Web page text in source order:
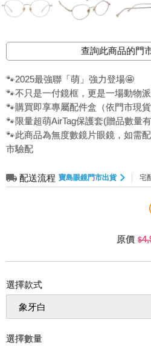
查詢此商品的門
🐾2025最強聯「萌」強力登場🤩
🐾不只是一付鏡框，更是一場動物
🐾購買即享專屬配件盒（依門市現貨
🐾限量超萌AirTag保護套(贈品數量
🐾此商品為無度數鏡片眼鏡，如需
市驗配
配送流程 寶島眼鏡門市出貨 宅
原價
選擇款式
選擇數量